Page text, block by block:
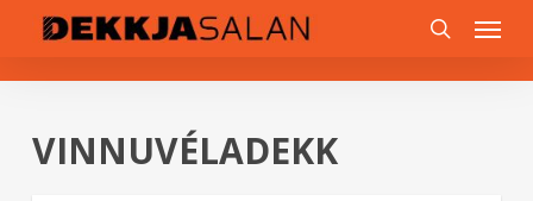
content
Menu
VINNUVÉLADEKK